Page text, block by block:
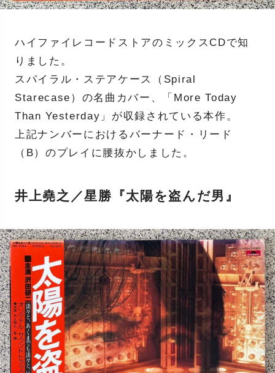
ハイファイレコードストアのミックスCDで知
りました。
スパイラル・ステアケース（Spiral
Starecase）の名曲カバー、「More Today
Than Yesterday」が収録されている本作。
上記ナンバーにおけるバーナード・リード
（B）のプレイに腰抜かしました。
井上堯之／星勝『太陽を盗んだ男』